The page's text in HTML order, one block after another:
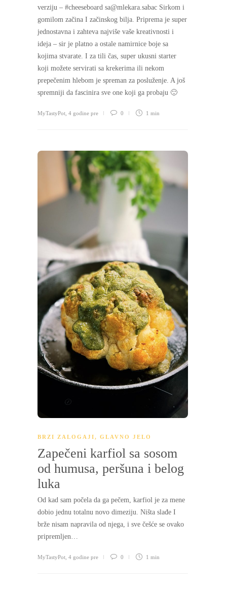
verziju – #cheeseboard sa@mlekara.sabac Sirkom i
gomilom začina I začinskog bilja. Priprema je super
jednostavna i zahteva najviše vaše kreativnosti i
ideja – sir je platno a ostale namirnice boje sa
kojima stvarate. I za tili čas, super ukusni starter
koji možete servirati sa krekerima ili nekom
prepečenim hlebom je spreman za posluženje. A još
spremniji da fascinira sve one koji ga probaju 🙂
MyTastyPot, 4 godine pre 0 1 min
BRZI ZALOGAJI, GLAVNO JELO
Zapečeni karfiol sa sosom
od humusa, peršuna i belog
luka
Od kad sam počela da ga pečem, karfiol je za mene
dobio jednu totalnu novo dimeziju. Ništa slađe I
brže nisam napravila od njega, i sve češće se ovako
pripremljen…
MyTastyPot, 4 godine pre 0 1 min